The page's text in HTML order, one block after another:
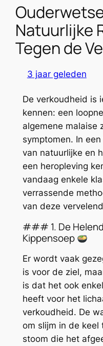
Natuurlijke
Tegen de
3 jaar geleden
De verkoudheid is
kennen: een
algemene malaise
symptomen. In
van natuurlijke en
een heropleving
vandaag enkele
verrassende
van deze
### 1. De
Kippensoep
Er wordt vaak
is voor de ziel,
is dat het ook
heeft voor het
verkoudheid. De
om slijm in de keel
stoom die het